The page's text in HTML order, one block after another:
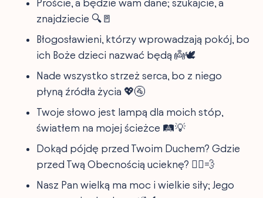
Proście, a będzie wam dane; szukajcie, a
znajdziecie 🔍🚪
Błogosławieni, którzy wprowadzają pokój, bo
ich Boże dzieci nazwać będą 👼🕊
Nade wszystko strzeż serca, bo z niego
płyną źródła życia 💖🚰
Twoje słowo jest lampą dla moich stóp,
światłem na mojej ścieżce 🛤💡
Dokąd pójdę przed Twoim Duchem? Gdzie
przed Twą Obecnością ucieknę? 🏃‍♂️💨
Nasz Pan wielką ma moc i wielkie siły; Jego